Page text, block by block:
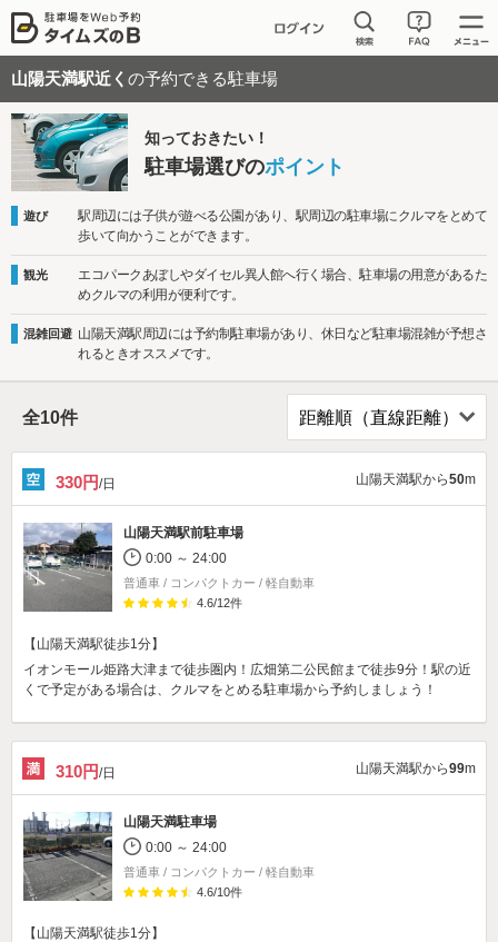
山陽天満駅近く の予約できる駐車場
知っておきたい！
駐車場選びのポイント
遊び
駅周辺には子供が遊べる公園があり、駅周辺の駐車場にクルマをとめて
歩いて向かうことができます。
観光
エコパークあぼしやダイセル異人館へ行く場合、駐車場の用意があるた
めクルマの利用が便利です。
混雑回避 山陽天満駅周辺には予約制駐車場があり、休日など駐車場混雑が予想さ
れるときオススメです。
全10件
330円/日 山陽天満駅から50m
山陽天満駅前駐車場
0:00 ～ 24:00
普通車 / コンパクトカー / 軽自動車
4.6/12件
【山陽天満駅徒歩1分】
イオンモール姫路大津まで徒歩圏内！広畑第二公民館まで徒歩9分！駅の近
くで予定がある場合は、クルマをとめる駐車場から予約しましょう！
310円/日 山陽天満駅から99m
山陽天満駐車場
0:00 ～ 24:00
普通車 / コンパクトカー / 軽自動車
4.6/10件
【山陽天満駅徒歩1分】